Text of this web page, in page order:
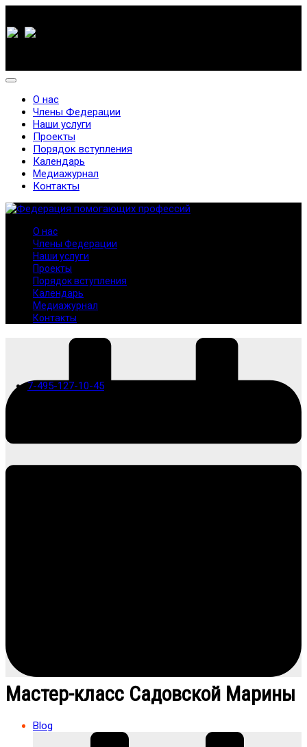
7-495-127-10-45
О нас
Члены Федерации
Наши услуги
Проекты
Порядок вступления
Календарь
Медиажурнал
Контакты
О нас
Члены Федерации
Наши услуги
Проекты
Порядок вступления
Календарь
Медиажурнал
Контакты
Мастер-класс Садовской Марины
Blog